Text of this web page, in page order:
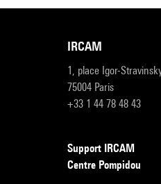
IRCAM
1, place Igor-
75004 Paris
+33 1 44 78 48 43
Support IRCAM
Centre Pompidou